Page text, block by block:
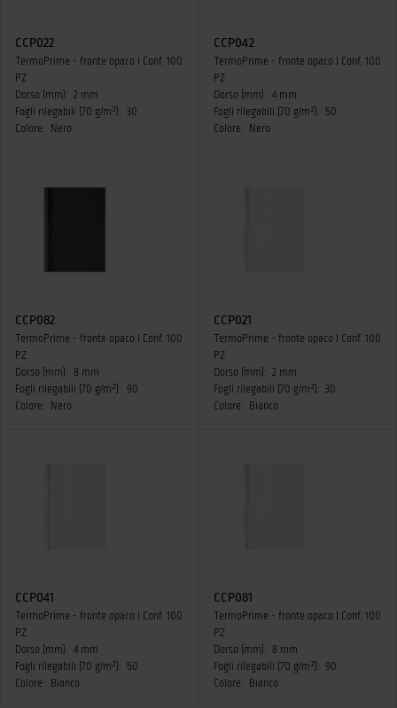
CCP022
TermoPrime - fronte opaco I Conf. 100
PZ
Dorso (mm): 2 mm
Fogli rilegabili (70 g/m²): 30
Colore:
Nero
CCP042
TermoPrime - fronte opaco I Conf. 100
PZ
Dorso (mm): 4 mm
Fogli rilegabili (70 g/m²):
50
Colore:
Nero
CCP082
TermoPrime - fronte opaco I Conf. 100
PZ
Dorso (mm): 8 mm
Fogli rilegabili (70 g/m²):
90
Colore:
Nero
CCP021
TermoPrime - fronte opaco I Conf. 100
PZ
Dorso (mm): 2 mm
Fogli rilegabili (70 g/m²): 30
Colore:
Bianco
CCP041
TermoPrime - fronte opaco I Conf. 100
PZ
Dorso (mm): 4 mm
Fogli rilegabili (70 g/m²):
50
Colore:
Bianco
CCP081
TermoPrime - fronte opaco I Conf. 100
PZ
Dorso (mm): 8 mm
Fogli rilegabili (70 g/m²):
90
Colore:
Bianco